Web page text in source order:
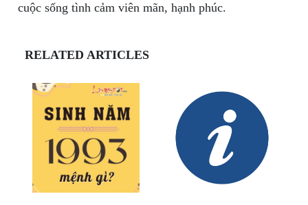
cuộc sống tình cảm viên mãn, hạnh phúc.
RELATED ARTICLES